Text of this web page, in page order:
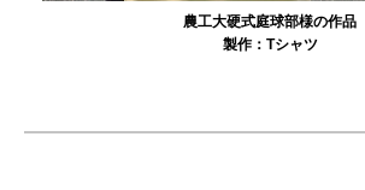
農工大硬式庭球部様の作品
製作： Tシャツ